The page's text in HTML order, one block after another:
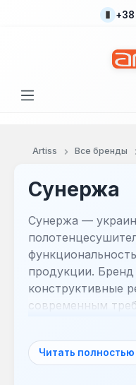
Перейти к основному
+38
Artiss Все бренды
Сунержа
Сунержа —
продукции. Бренд
конструктивные
современным
электрические
которые
Читать полностью